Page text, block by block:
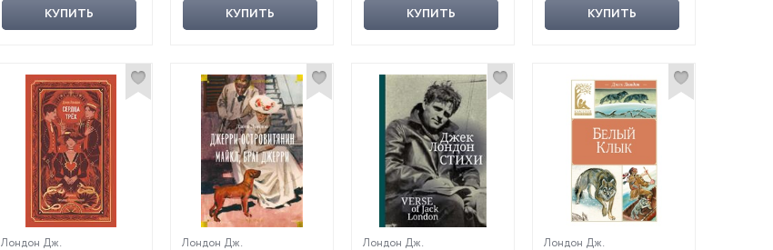
КУПИТЬ КУПИТЬ КУПИТЬ КУПИТЬ
Лондон Дж. Лондон Дж. Лондон Дж. Лондон Дж.